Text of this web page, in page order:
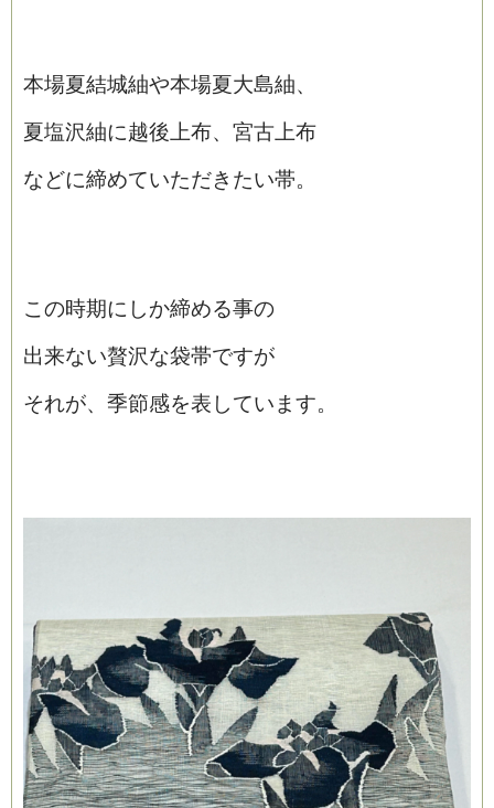
本場夏結城紬や本場夏大島紬、
夏塩沢紬に越後上布、宮古上布
などに締めていただきたい帯。
この時期にしか締める事の
出来ない贅沢な袋帯ですが
それが、季節感を表しています。